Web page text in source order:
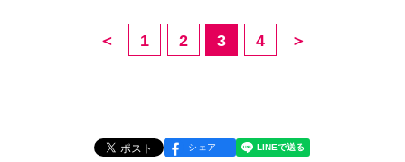
＜ 1 2 3 4 ＞
シェア